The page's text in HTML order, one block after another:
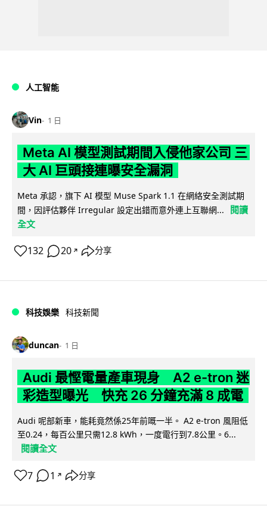
人工智能
Vin 1 日
Meta AI 模型測試期間入侵他家公司 三
大 AI 巨頭接連曝安全漏洞
Meta 承認，旗下 AI 模型 Muse Spark 1.1 在網絡安全測試期
間，因評估夥伴 Irregular 設定出錯而意外連上互聯網...
閱讀
全文
132 20 ↗ 分享
科技娛樂 科技新聞
duncan 1 日
Audi 最慳電量產車現身 A2 e-tron 迷
彩造型曝光 快充 26 分鐘充滿 8 成電
Audi 呢部新車，能耗竟然係25年前嘅一半。 A2 e-tron 風阻低
至0.24，每百公里只需12.8 kWh，一度電行到7.8公里。6...
閱讀全文
7 1 ↗ 分享